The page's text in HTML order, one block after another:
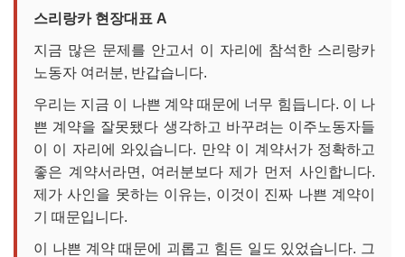
스리랑카 현장대표 A
지금 많은 문제를 안고서 이 자리에 참석한 스리랑카
노동자 여러분, 반갑습니다.
우리는 지금 이 나쁜 계약 때문에 너무 힘듭니다. 이 나
쁜 계약을 잘못됐다 생각하고 바꾸려는 이주노동자들
이 이 자리에 와있습니다. 만약 이 계약서가 정확하고
좋은 계약서라면, 여러분보다 제가 먼저 사인합니다.
제가 사인을 못하는 이유는, 이것이 진짜 나쁜 계약이
기 때문입니다.
이 나쁜 계약 때문에 괴롭고 힘든 일도 있었습니다. 그